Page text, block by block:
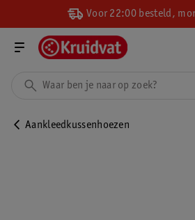
Voor 22:00 besteld,
Aankleedkussenhoezen